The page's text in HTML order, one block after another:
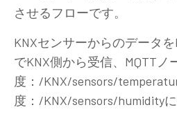
させるフローです。
KNXセンサーからのデータを
でKNX側から受信、MQTTノ
度：/KNX/sensors/
度：/KNX/sensors/humidity